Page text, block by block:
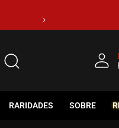
RARIDADES SOBRE